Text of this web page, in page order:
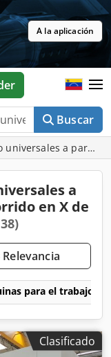
A la aplicación
Buscar
universales a partir
a
en X de
Relevancia
para el trabajo
Clasificado